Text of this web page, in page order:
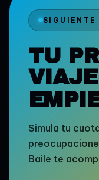
SIGUIENTE
TU
VIAJE
Simula tu
Baile te